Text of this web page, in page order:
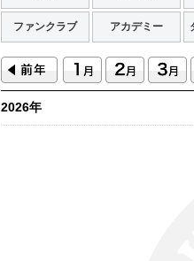
ファンクラブ アカデミー
2026年